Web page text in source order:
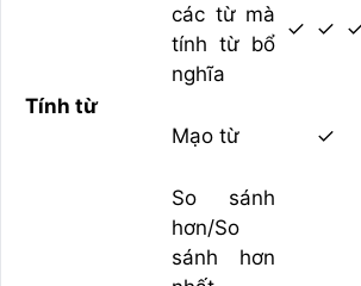
Tính từ
các từ mà
tính từ bổ
nghĩa
✓ ✓
Mạo từ ✓
So sánh
hơn/So
sánh hơn